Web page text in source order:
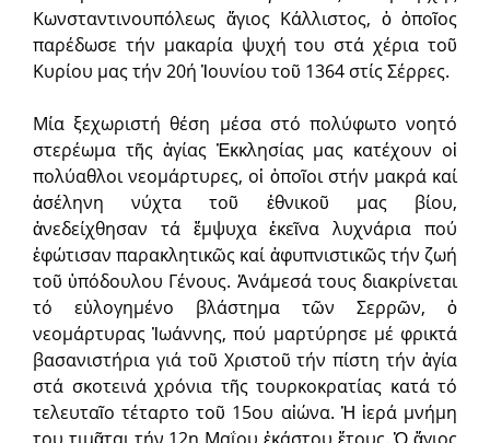
Κωνσταντινουπόλεως ἅγιος Κάλλιστος, ὁ ὁποῖος
παρέδωσε τήν μακαρία ψυχή του στά χέρια τοῦ
Κυρίου μας τήν 20ή Ἰουνίου τοῦ 1364 στίς Σέρρες.
Μία ξεχωριστή θέση μέσα στό πολύφωτο νοητό
στερέωμα τῆς ἁγίας Ἐκκλησίας μας κατέχουν οἱ
πολύαθλοι νεομάρτυρες, οἱ ὁποῖοι στήν μακρά καί
ἀσέληνη νύχτα τοῦ ἐθνικοῦ μας βίου,
ἀνεδείχθησαν τά ἔμψυχα ἐκεῖνα λυχνάρια πού
ἐφώτισαν παρακλητικῶς καί ἀφυπνιστικῶς τήν ζωή
τοῦ ὑπόδουλου Γένους. Ἀνάμεσά τους διακρίνεται
τό εὐλογημένο βλάστημα τῶν Σερρῶν, ὁ
νεομάρτυρας Ἰωάννης, πού μαρτύρησε μέ φρικτά
βασανιστήρια γιά τοῦ Χριστοῦ τήν πίστη τήν ἁγία
στά σκοτεινά χρόνια τῆς τουρκοκρατίας κατά τό
τελευταῖο τέταρτο τοῦ 15ου αἰώνα. Ἡ ἱερά μνήμη